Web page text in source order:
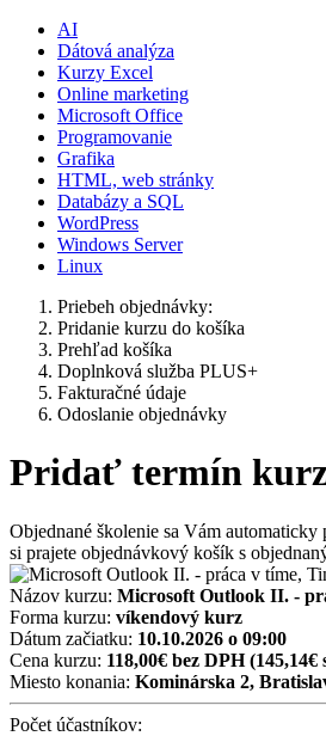
AI
Dátová analýza
Kurzy Excel
Online marketing
Microsoft Office
Programovanie
Grafika
HTML, web stránky
Databázy a SQL
WordPress
Windows Server
Linux
Priebeh objednávky:
Pridanie kurzu do košíka
Prehľad košíka
Doplnková služba PLUS+
Fakturačné údaje
Odoslanie objednávky
Pridať termín
Objednané školenie sa Vám
si prajete objednávkový košík s
Názov kurzu: Microsoft Outlook II. -
Forma kurzu: víkendový kurz
Dátum začiatku: 10.10.2026 o 09:00
Cena kurzu: 118,00€ bez DPH(145,14€
Miesto konania: Kominárska 2,
Počet účastníkov: